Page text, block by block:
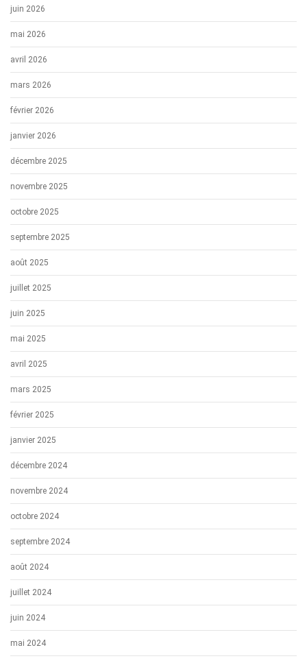
juin 2026
mai 2026
avril 2026
mars 2026
février 2026
janvier 2026
décembre 2025
novembre 2025
octobre 2025
septembre 2025
août 2025
juillet 2025
juin 2025
mai 2025
avril 2025
mars 2025
février 2025
janvier 2025
décembre 2024
novembre 2024
octobre 2024
septembre 2024
août 2024
juillet 2024
juin 2024
mai 2024